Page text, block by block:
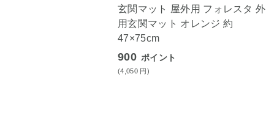
玄関マット 屋外用 フォレスタ 外
用玄関マット オレンジ 約
47×75cm
900 ポイント
(4,050 円)